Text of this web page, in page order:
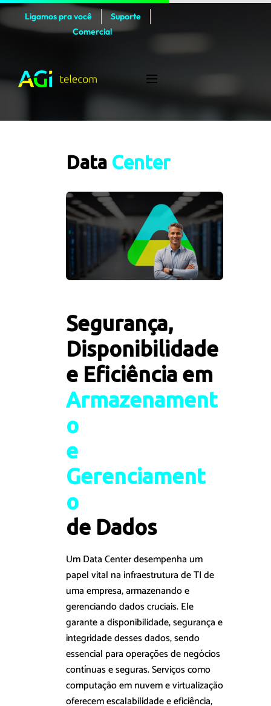
Ligamos pra você
Suporte
Comercial
Data Center
Segurança,
Disponibilidade
e Eficiência em
Armazenament
o
e
Gerenciament
o
de Dados
Um Data Center desempenha um
papel vital na infraestrutura de TI de
uma empresa, armazenando e
gerenciando dados cruciais. Ele
garante a disponibilidade, segurança e
integridade desses dados, sendo
essencial para operações de negócios
contínuas e seguras. Serviços como
computação em nuvem e virtualização
oferecem escalabilidade e eficiência,